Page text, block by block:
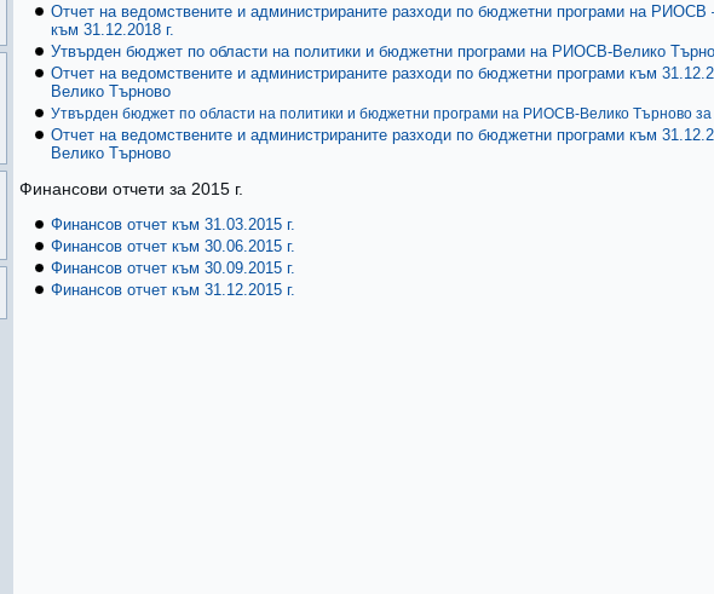
Отчет на ведомствените и администрираните разходи по бюджетни програми на РИОСВ
към 31.12.2018 г.
Утвърден бюджет по области на политики и бюджетни програми на РИОСВ-Велико
Отчет на ведомствените и администрираните разходи по бюджетни програми към
Велико Търново
Утвърден бюджет по области на политики и бюджетни програми на РИОСВ-Велико Търново за
Отчет на ведомствените и администрираните разходи по бюджетни програми към
Велико Търново
Финансови отчети за 2015 г.
Финансов отчет към 31.03.2015 г.
Финансов отчет към 30.06.2015 г.
Финансов отчет към 30.09.2015 г.
Финансов отчет към 31.12.2015 г.